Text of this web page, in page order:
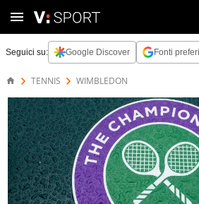
Seguici su: Google Discover Fonti
TENNIS WIMBLEDON